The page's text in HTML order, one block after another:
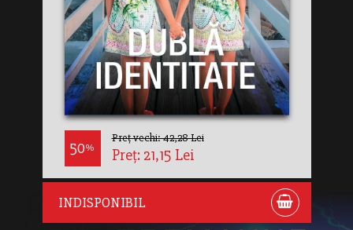
50%
Preț vechi: 42,28 Lei
Preț: 21,15 Lei
INDISPONIBIL